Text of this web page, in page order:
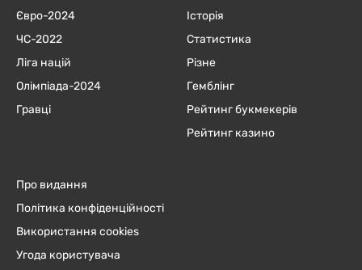
Євро-2024
ЧC-2022
Ліга націй
Олімпіада-2024
Гравці
Історія
Статистика
Різне
Гемблінг
Рейтинг букмекерів
Рейтинг казино
Про видання
Політика конфіденційності
Використання cookies
Угода користувача